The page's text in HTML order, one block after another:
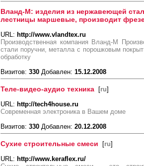
Вланд-М: изделия из нержавеющей
лестницы маршевые, производит
URL: http://www.vlandtex.ru
Производственная компания Вланд-М
стали поручни, металла с порошковым
обработку
Визитов: 330 Добавлен: 15.12.2008
Теле-видео-аудио техника [ru]
URL: http://tech4house.ru
Современная электроника в Вашем доме
Визитов: 330 Добавлен: 20.12.2008
Сухие строительные смеси [ru]
URL: http://www.keraflex.ru/